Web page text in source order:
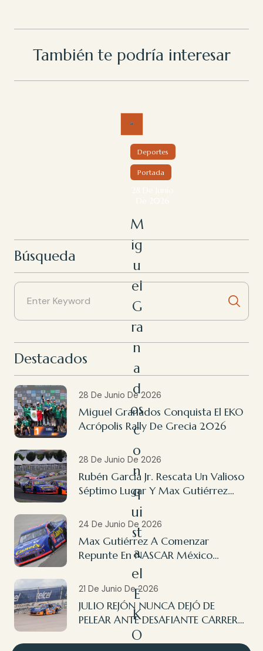
También te podría interesar
Deportes
Portada
M
ig
u
el
G
ra
n
a
d
os
c
o
n
q
ui
st
a
el
E
K
O
Búsqueda
Destacados
28 De Junio De 2026
Miguel Granados Conquista El EKO
Acrópolis Rally De Grecia 2026
28 De Junio De 2026
Rubén García Jr. Rescata Un Valioso
Séptimo Lugar Y Max Gutiérrez
Finaliza 14º En NASCAR México
Querétaro
24 De Junio De 2026
Max Gutiérrez A Comenzar
Repunte En NASCAR México
21 De Junio De 2026
JULIO REJÓN NUNCA DEJÓ DE
PELEAR ANTE DESAFIANTE CARRERA
EN AGUASCALIENTES